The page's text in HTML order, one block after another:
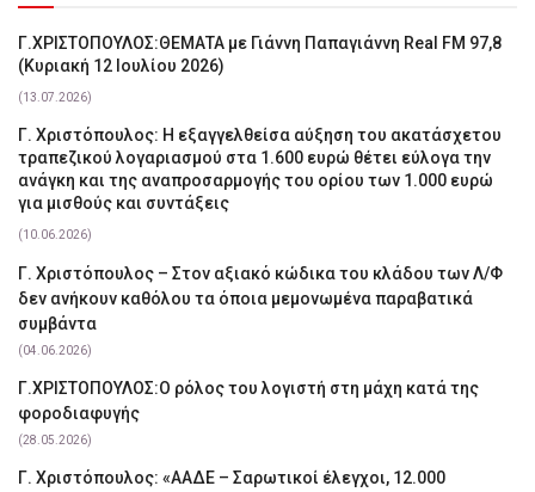
Γ.ΧΡΙΣΤΟΠΟΥΛΟΣ:ΘΕΜΑΤΑ με Γιάννη Παπαγιάννη Real FM 97,8
(Κυριακή 12 Ιουλίου 2026)
(13.07.2026)
Γ. Χριστόπουλος: Η εξαγγελθείσα αύξηση του ακατάσχετου
τραπεζικού λογαριασμού στα 1.600 ευρώ θέτει εύλογα την
ανάγκη και της αναπροσαρμογής του ορίου των 1.000 ευρώ
για μισθούς και συντάξεις
(10.06.2026)
Γ. Χριστόπουλος – Στον αξιακό κώδικα του κλάδου των Λ/Φ
δεν ανήκουν καθόλου τα όποια μεμονωμένα παραβατικά
συμβάντα
(04.06.2026)
Γ.ΧΡΙΣΤΟΠΟΥΛΟΣ:Ο ρόλος του λογιστή στη μάχη κατά της
φοροδιαφυγής
(28.05.2026)
Γ. Χριστόπουλος: «ΑΑΔΕ – Σαρωτικοί έλεγχοι, 12.000